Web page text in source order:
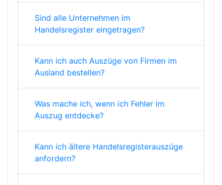
Sind alle Unternehmen im
Handelsregister eingetragen?
Kann ich auch Auszüge von Firmen im
Ausland bestellen?
Was mache ich, wenn ich Fehler im
Auszug entdecke?
Kann ich ältere Handelsregisterauszüge
anfordern?